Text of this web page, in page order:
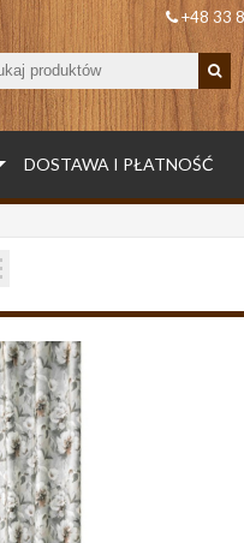
+48 33
DOSTAWA I PŁATNOŚĆ